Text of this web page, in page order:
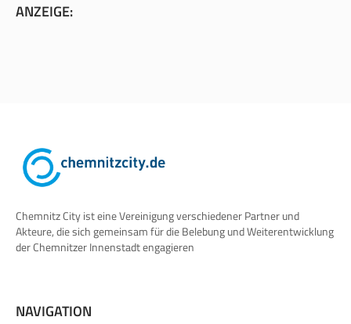
ANZEIGE:
Chemnitz City ist eine Vereinigung verschiedener Partner und
Akteure, die sich gemeinsam für die Belebung und Weiterentwicklung
der Chemnitzer Innenstadt engagieren
NAVIGATION